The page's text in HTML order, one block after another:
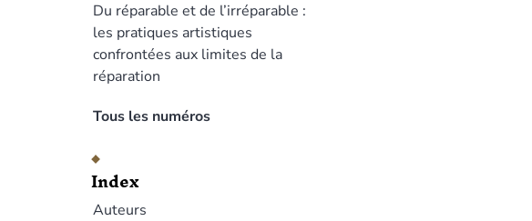
Du réparable et de l’irréparable :
les pratiques artistiques
confrontées aux limites de la
réparation
Tous les numéros
Index
Auteurs